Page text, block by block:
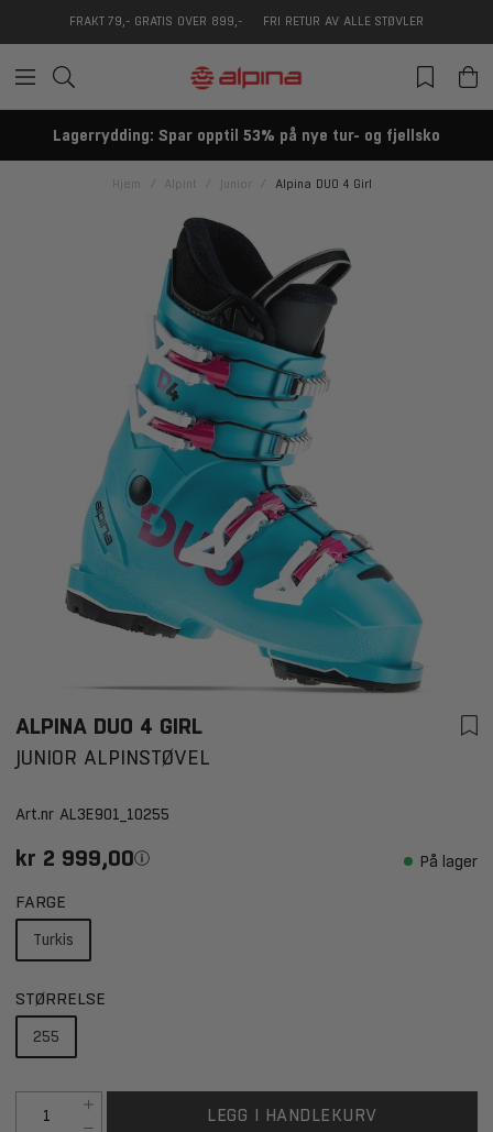
FRAKT 79,- GRATIS OVER 899,- FRI RETUR AV ALLE STØVLER
Lagerrydding: Spar opptil 53% på nye tur- og fjellsko
Hjem Alpint Junior Alpina DUO 4 Girl
ALPINA DUO 4 GIRL
JUNIOR ALPINSTØVEL
Art.nr AL3E901_10255
kr 2 999,00 På lager
FARGE
Turkis
STØRRELSE
255
LEGG I HANDLEKURV